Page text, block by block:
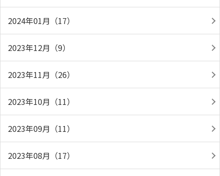
2024年01月（17）
2023年12月（9）
2023年11月（26）
2023年10月（11）
2023年09月（11）
2023年08月（17）